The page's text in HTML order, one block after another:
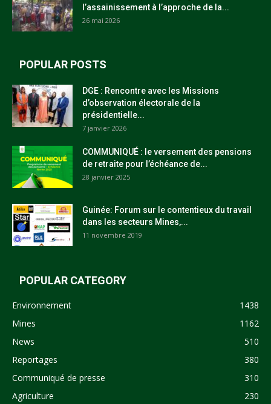
l’assainissement à l’approche de la...
26 mai 2026
POPULAR POSTS
DGE : Rencontre avec les Missions
d’observation électorale de la
présidentielle...
7 janvier 2026
COMMUNIQUÉ : le versement des pensions
de retraite pour l’échéance de...
28 janvier 2025
Guinée: Forum sur le contentieux du travail
dans les secteurs Mines,...
11 novembre 2019
POPULAR CATEGORY
Environnement
1438
Mines
1162
News
510
Reportages
380
Communiqué de presse
310
Agriculture
230